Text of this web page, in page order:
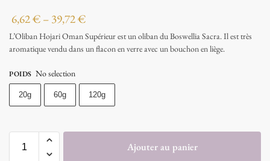
6,62€ – 39,72€
L’Oliban Hojari Oman Supérieur est un oliban du Boswellia Sacra. Il est très
aromatique vendu dans un flacon en verre avec un bouchon en liège.
POIDS No selection
20g 60g 120g
Ajouter au panier